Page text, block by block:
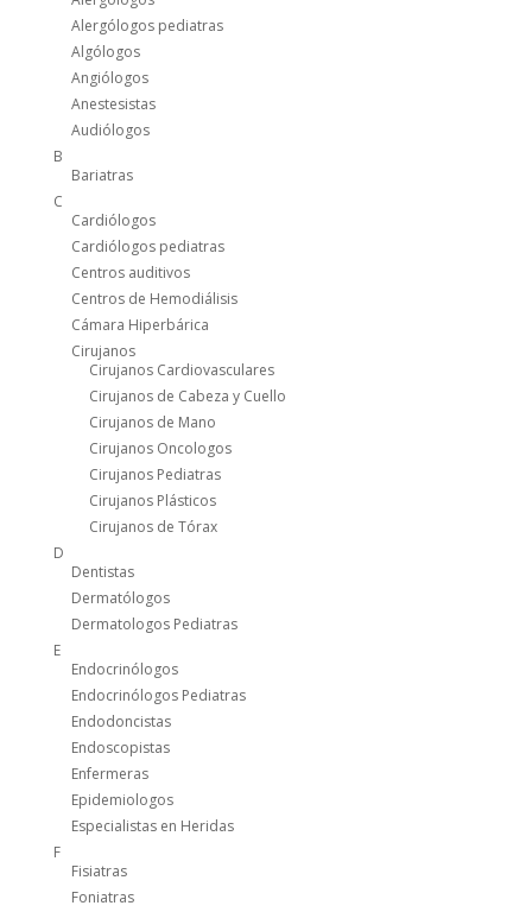
Alergólogos pediatras
Algólogos
Angiólogos
Anestesistas
Audiólogos
B
Bariatras
C
Cardiólogos
Cardiólogos pediatras
Centros auditivos
Centros de Hemodiálisis
Cámara Hiperbárica
Cirujanos
Cirujanos Cardiovasculares
Cirujanos de Cabeza y Cuello
Cirujanos de Mano
Cirujanos Oncologos
Cirujanos Pediatras
Cirujanos Plásticos
Cirujanos de Tórax
D
Dentistas
Dermatólogos
Dermatologos Pediatras
E
Endocrinólogos
Endocrinólogos Pediatras
Endodoncistas
Endoscopistas
Enfermeras
Epidemiologos
Especialistas en Heridas
F
Fisiatras
Foniatras